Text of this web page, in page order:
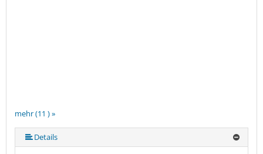
mehr (11 ) »
mehr (11 ) »
mehr (11 ) »
mehr (11 ) »
mehr (11 ) »
mehr (11 ) »
mehr (11 ) »
mehr (11 ) »
Details